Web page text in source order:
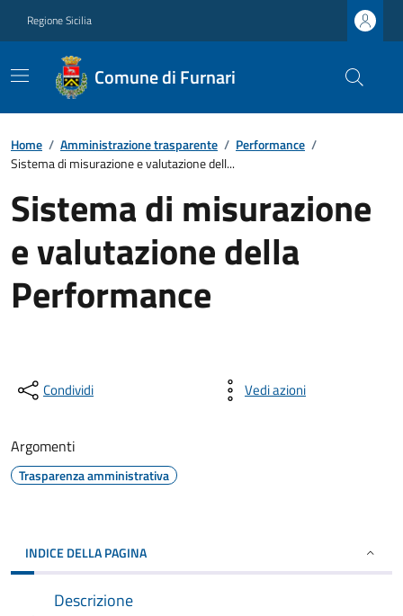
Regione Sicilia
Comune di Furnari
Home / Amministrazione trasparente / Performance /
Sistema di misurazione e valutazione dell...
Sistema di misurazione
e valutazione della
Performance
Condividi Vedi azioni
Argomenti
Trasparenza amministrativa
INDICE DELLA PAGINA
Descrizione